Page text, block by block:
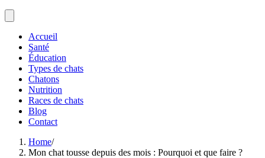
Accueil
Santé
Éducation
Types de chats
Chatons
Nutrition
Races de chats
Blog
Contact
Home/
Mon chat tousse depuis des mois : Pourquoi et que faire ?